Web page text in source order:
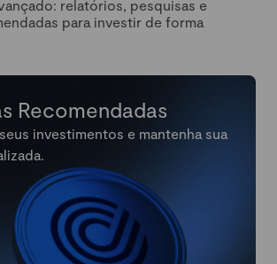
relatórios, pesquisas e
para investir de forma
Recomendadas
investimentos e mantenha sua